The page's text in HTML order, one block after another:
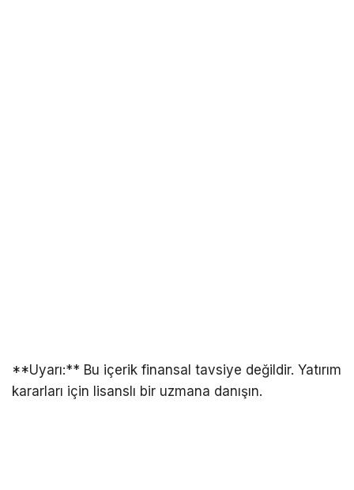
**Uyarı:** Bu içerik finansal tavsiye değildir. Yatırım
kararları için lisanslı bir uzmana danışın.